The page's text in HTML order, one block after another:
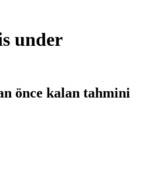
under
önce kalan tahmini